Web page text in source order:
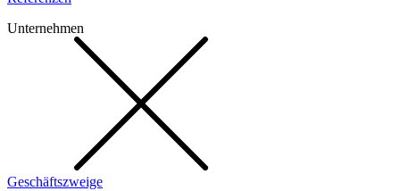
Unternehmen
Geschäftszweige